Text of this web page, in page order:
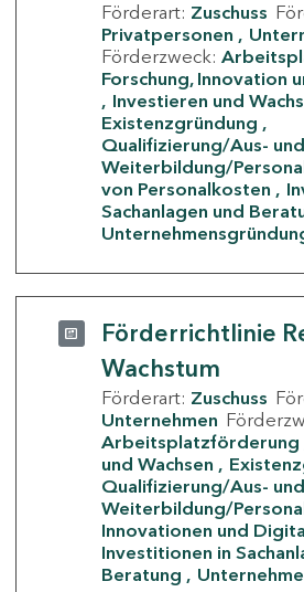
Förderart: Zuschuss
Privatpersonen
Förderzweck:
Forschung, Innovation
Investieren und
Existenzgründung
Qualifizierung/Aus- und
Weiterbildung/
von Personalkosten
Sachanlagen und
Förderrichtlinie
Wachstum
Förderart: Zuschuss
Unternehmen
Arbeitsplatzförderung
und Wachsen
Qualifizierung/Aus- und
Weiterbildung/
Innovationen und
Investitionen in
Beratung